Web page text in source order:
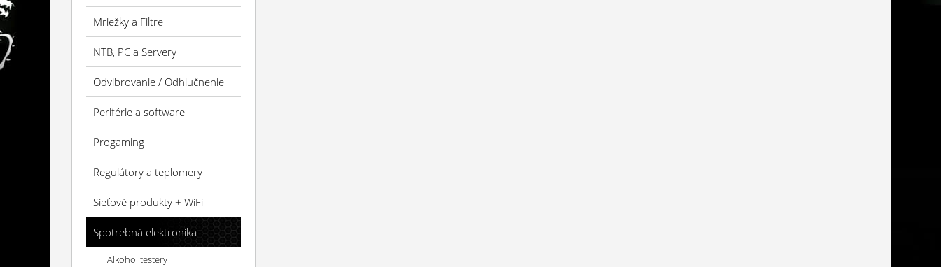
Mriežky a Filtre
NTB, PC a Servery
Odvibrovanie / Odhlučnenie
Periférie a software
Progaming
Regulátory a teplomery
Sieťové produkty + WiFi
Spotrebná elektronika
Alkohol testery